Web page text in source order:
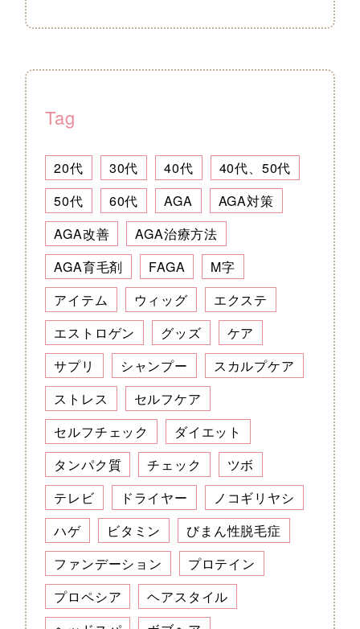
Tag
20代 30代 40代
40代、50代
50代
60代 AGA
AGA対策
AGA改善
AGA治療方法
AGA育毛剤
FAGA
M字
アイテム
ウィッグ
エクステ
エストロゲン
グッズ
ケア
サプリ
シャンプー
スカルプケア
ストレス
セルフケア
セルフチェック
ダイエット
タンパク質
チェック
ツボ
テレビ
ドライヤー
ノコギリヤシ
ハゲ
ビタミン
びまん性脱毛症
ファンデーション
プロテイン
プロペシア
ヘアスタイル